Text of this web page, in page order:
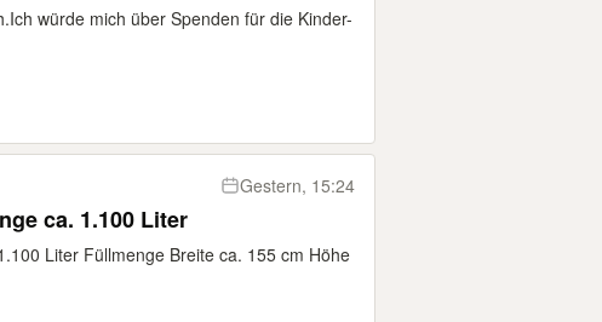
würde mich über Spenden für die Kinder-
Gestern, 15:24
ca. 1.100 Liter
Liter Füllmenge Breite ca. 155 cm Höhe